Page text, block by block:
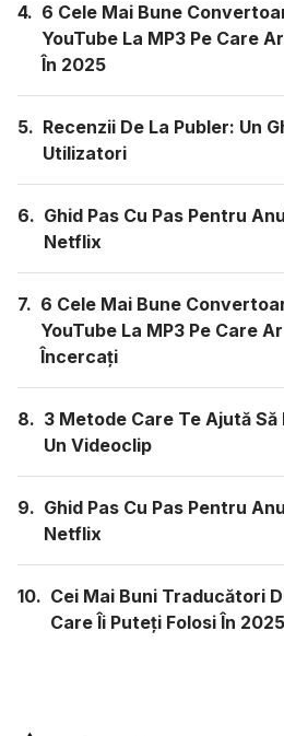
4. 6 Cele Mai Bune
YouTube La MP3 Pe Care
În 2025
5. Recenzii De La Publer: Un
Utilizatori
6. Ghid Pas Cu Pas Pentru
Netflix
7. 6 Cele Mai Bune
YouTube La MP3 Pe Care
Încercați
8. 3 Metode Care Te Ajută
Un Videoclip
9. Ghid Pas Cu Pas Pentru
Netflix
10. Cei Mai Buni Traducători
Care Îi Puteți Folosi În 2025